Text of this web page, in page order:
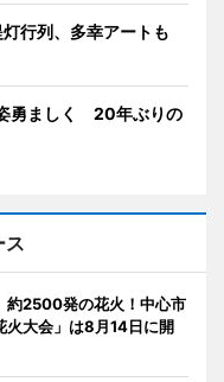
行列、多幸アートも
勇ましく 20年ぶりの
ス
約2500発の花火！中心市
火大会」は8月14日に開